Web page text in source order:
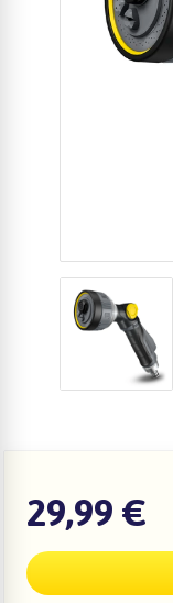
29,99 €